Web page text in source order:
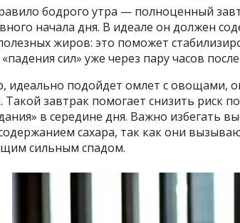
бодрого утра — полноценный
начала дня. В идеале он должен
жиров: это поможет
сил» уже через пару часов
идеально подойдет омлет с овощами,
Такой завтрак помогает снизить риск
в середине дня. Важно избегать
сахара, так как они
сильным спадом.